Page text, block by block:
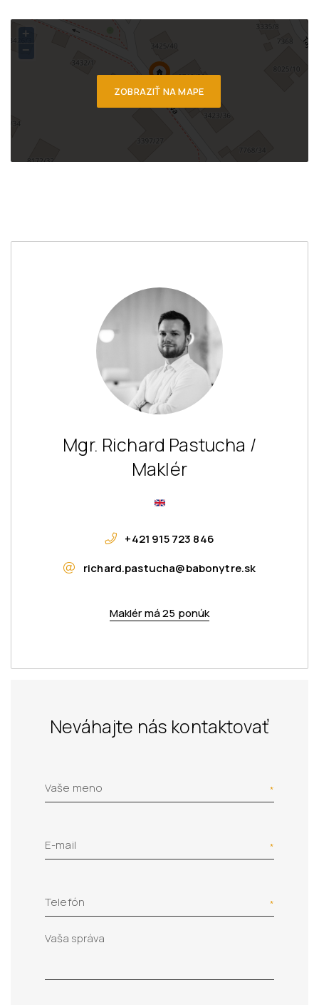
ZOBRAZIŤ NA MAPE
+
−
Mgr. Richard Pastucha /
Maklér
+421 915 723 846
richard.pastucha@babonytre.sk
Maklér má 25 ponúk
Neváhajte nás kontaktovať
Vaše meno
E-mail
Telefón